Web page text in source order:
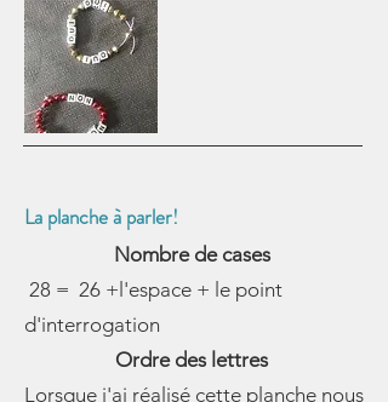
La planche à parler!
Nombre de cases
28 = 26 +l'espace + le point
d'interrogation
Ordre des lettres
Lorsque j'ai réalisé cette planche nous